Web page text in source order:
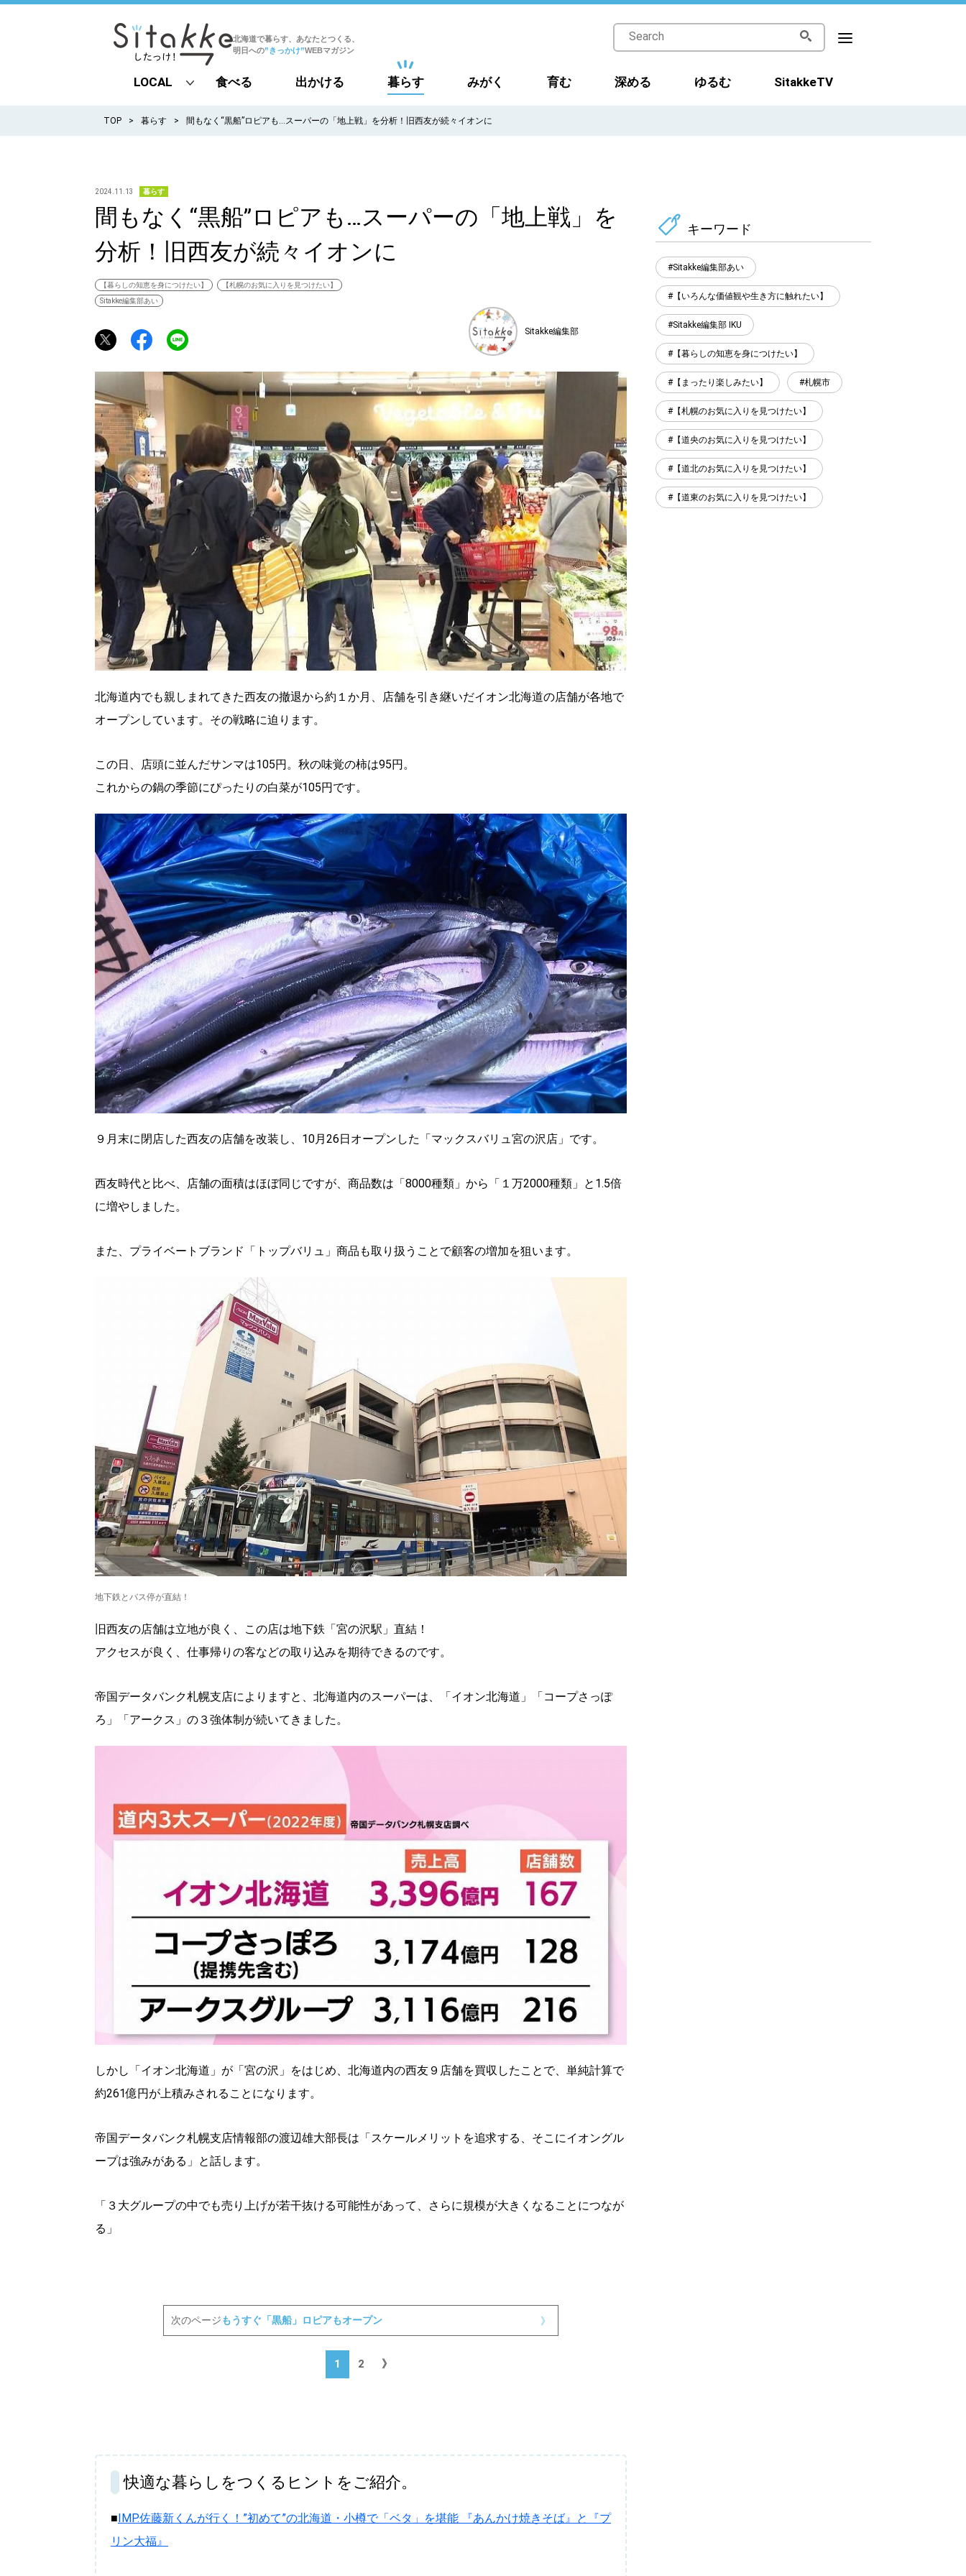
北海道で暮らす、あなたとつくる、
明日への”きっかけ”WEBマガジン
北海道で暮らす、あなたとつくる、
明日への”きっかけ”WEBマガジン
プライバシーポリシー
SEARCH
検索する
CATEGORY
カテゴリー
LOCAL
ローカルエリア
Sitakke編集部 IKU
LOCAL
all
道北
道南
道東
道央
食べる 出かける 暮らす みがく 育む 深める ゆるむ SitakkeTV
TOP 暮らす 間もなく“黒船”ロピアも…スーパーの「地上戦」を分析！旧西友が続々イオンに
2024.11.13 暮らす
間もなく“黒船”ロピアも…スーパーの「地上戦」を
分析！旧西友が続々イオンに
【暮らしの知恵を身につけたい】
【札幌のお気に入りを見つけたい】
Sitakke編集部あい
Sitakke編集部
北海道内でも親しまれてきた西友の撤退から約１か月、店舗を引き継いだイオン北海道の店舗が各地で
オープンしています。その戦略に迫ります。
この日、店頭に並んだサンマは105円。秋の味覚の柿は95円。
これからの鍋の季節にぴったりの白菜が105円です。
９月末に閉店した西友の店舗を改装し、10月26日オープンした「マックスバリュ宮の沢店」です。
西友時代と比べ、店舗の面積はほぼ同じですが、商品数は「8000種類」から「１万2000種類」と1.5倍
に増やしました。
また、プライベートブランド「トップバリュ」商品も取り扱うことで顧客の増加を狙います。
地下鉄とバス停が直結！
旧西友の店舗は立地が良く、この店は地下鉄「宮の沢駅」直結！
アクセスが良く、仕事帰りの客などの取り込みを期待できるのです。
帝国データバンク札幌支店によりますと、北海道内のスーパーは、「イオン北海道」「コープさっぽ
ろ」「アークス」の３強体制が続いてきました。
しかし「イオン北海道」が「宮の沢」をはじめ、北海道内の西友９店舗を買収したことで、単純計算で
約261億円が上積みされることになります。
帝国データバンク札幌支店情報部の渡辺雄大部長は「スケールメリットを追求する、そこにイオングル
ープは強みがある」と話します。
「３大グループの中でも売り上げが若干抜ける可能性があって、さらに規模が大きくなることにつなが
る」
次のページもうすぐ「黒船」ロピアもオープン 》
1 2 》
快適な暮らしをつくるヒントをご紹介。
■ IMP.佐藤新くんが行く！”初めて”の北海道・小樽で「ベタ」を堪能 『あんかけ焼きそば』と『プ
リン大福』
キーワード
Sitakke編集部あい
【いろんな価値観や生き方に触れたい】
Sitakke編集部 IKU
【暮らしの知恵を身につけたい】
【まったり楽しみたい】 札幌市
【札幌のお気に入りを見つけたい】
【道央のお気に入りを見つけたい】
【道北のお気に入りを見つけたい】
【道東のお気に入りを見つけたい】